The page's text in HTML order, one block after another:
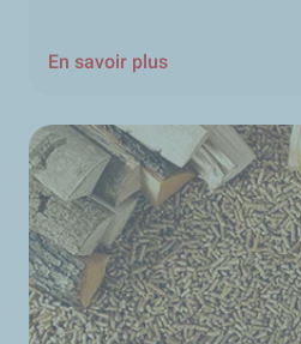
En savoir plus